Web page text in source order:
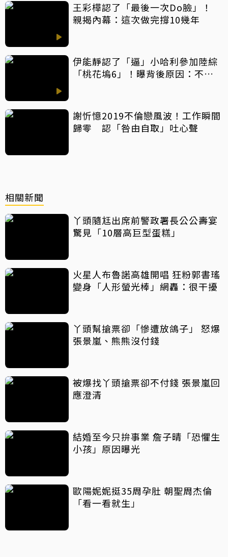
王彩樺認了「最後一次Do臉」！
親揭內幕：這次做完撐10幾年
伊能靜認了「逼」小哈利參加陸綜
「桃花塢6」！曝背後原因：不希
謝忻憶2019不倫戀風波！工作瞬間
歸零 認「咎由自取」吐心聲
相關新聞
丫頭隨尪出席前警政署長公公壽宴
驚見「10層高巨型蛋糕」
火星人布魯諾高雄開唱 狂粉郭書瑤
變身「人形螢光棒」網轟：很干擾
丫頭幫搶票卻「慘遭放鴿子」 怒爆
張景嵐、熊熊沒付錢
被爆找丫頭搶票卻不付錢 張景嵐回
應澄清
結婚至今只拚事業 詹子晴「恐懼生
小孩」原因曝光
歐陽妮妮挺35周孕肚 朝聖周杰倫
「看一看就生」